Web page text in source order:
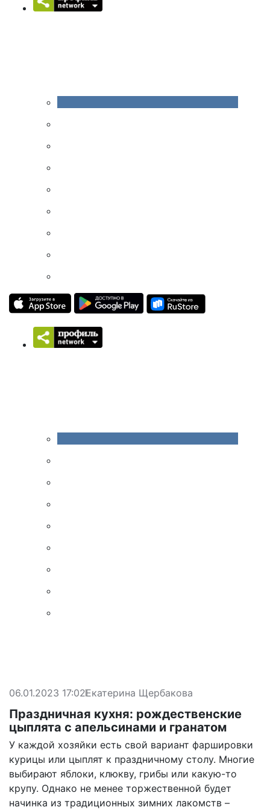
06.01.2023 17:02Екатерина Щербакова
Праздничная кухня: рождественские
цыплята с апельсинами и гранатом
У каждой хозяйки есть свой вариант фаршировки
курицы или цыплят к праздничному столу. Многие
выбирают яблоки, клюкву, грибы или какую-то
крупу. Однако не менее торжественной будет
начинка из традиционных зимних лакомств –